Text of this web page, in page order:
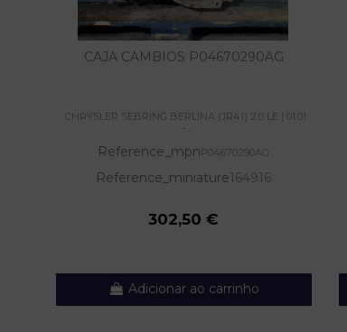
CAJA CAMBIOS P04670290AG
CHRYSLER SEBRING BERLINA (JR41) 2.0 LE | 01.01
-...
Reference_mpnP04670290AG
Reference_miniature164916
302,50 €
Adicionar ao carrinho